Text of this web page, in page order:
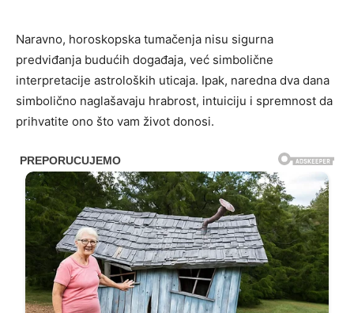
Naravno, horoskopska tumačenja nisu sigurna
predviđanja budućih događaja, već simbolične
interpretacije astroloških uticaja. Ipak, naredna dva dana
simbolično naglašavaju hrabrost, intuiciju i spremnost da
prihvatite ono što vam život donosi.